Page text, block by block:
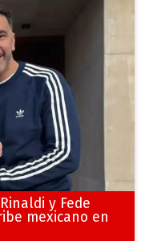
y Fede
mexicano en